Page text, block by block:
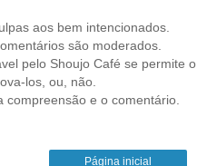
aos bem intencionados.
são moderados.
pelo Shoujo Café se permite o
los, ou, não.
compreensão e o comentário.
Página inicial